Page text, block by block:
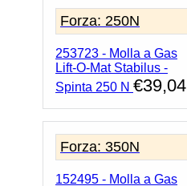
Forza: 250N
253723 - Molla a Gas
Lift-O-Mat Stabilus -
Spinta 250 N €39,04
Forza: 350N
152495 - Molla a Gas